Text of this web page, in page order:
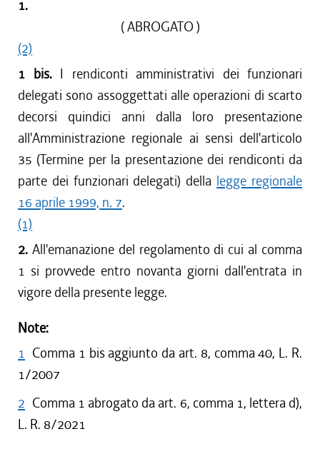
1.
( ABROGATO )
(2)
1 bis.I rendiconti amministrativi dei funzionari
delegati sono assoggettati alle operazioni di scarto
decorsi quindici anni dalla loro presentazione
all'Amministrazione regionale ai sensi dell'articolo
35 (Termine per la presentazione dei rendiconti da
parte dei funzionari delegati) della legge regionale
16 aprile 1999, n. 7.
(1)
2. All'emanazione del regolamento di cui al comma
1 si provvede entro novanta giorni dall'entrata in
vigore della presente legge.
Note:
1 Comma 1 bis aggiunto da art. 8, comma 40, L. R.
1/2007
2 Comma 1 abrogato da art. 6, comma 1, lettera d),
L. R. 8/2021